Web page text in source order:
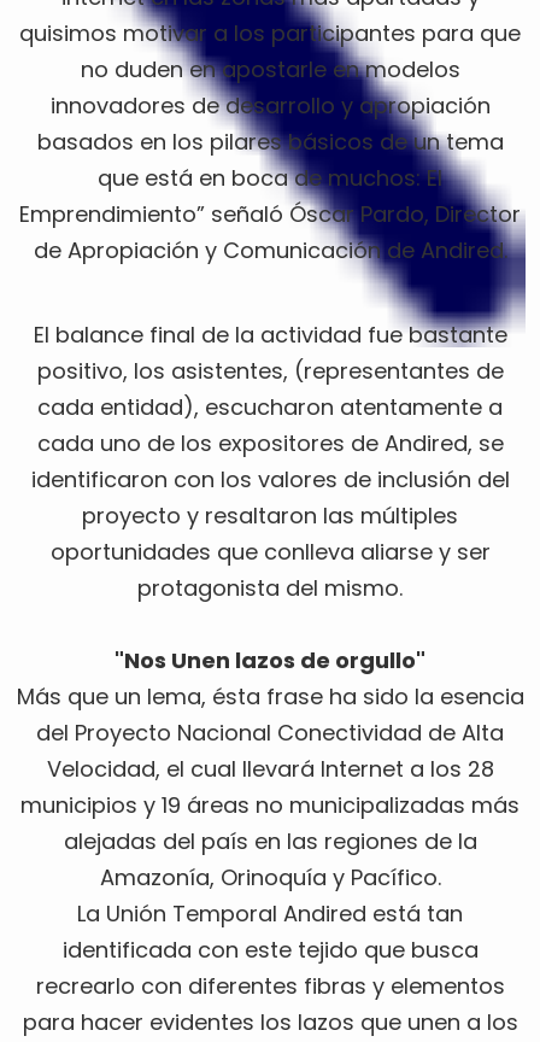
quisimos motivar a los participantes para que
no duden en apostarle en modelos
innovadores de desarrollo y apropiación
basados en los pilares básicos de un tema
que está en boca de muchos: El
Emprendimiento” señaló Óscar Pardo, Director
de Apropiación y Comunicación de Andired.
El balance final de la actividad fue bastante
positivo, los asistentes, (representantes de
cada entidad), escucharon atentamente a
cada uno de los expositores de Andired, se
identificaron con los valores de inclusión del
proyecto y resaltaron las múltiples
oportunidades que conlleva aliarse y ser
protagonista del mismo.
"Nos Unen lazos de orgullo"
Más que un lema, ésta frase ha sido la esencia
del Proyecto Nacional Conectividad de Alta
Velocidad, el cual llevará Internet a los 28
municipios y 19 áreas no municipalizadas más
alejadas del país en las regiones de la
Amazonía, Orinoquía y Pacífico.
La Unión Temporal Andired está tan
identificada con este tejido que busca
recrearlo con diferentes fibras y elementos
para hacer evidentes los lazos que unen a los